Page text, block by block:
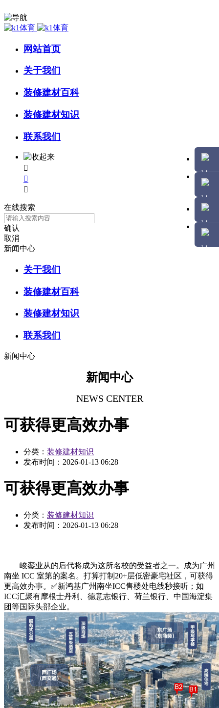
网站首页
关于我们
装修建材百科
装修建材知识
联系我们



在线搜索
确认
取消
新闻中心
关于我们
装修建材百科
装修建材知识
联系我们
新闻中心
新闻中心
NEWS CENTER
可获得更高效办事
分类： 装修建材知识
发布时间： 2026-01-13 06:28
可获得更高效办事
分类： 装修建材知识
发布时间： 2026-01-13 06:28
峻銮业从的后代将成为这所名校的受益者之一。成为广州
南坐 ICC 室第的案名。打算打制20+层低密豪宅社区，可获得
更高效办事。✅新鸿基广州南坐ICC售楼处电线秒接听；如
ICC汇聚有摩根士丹利、德意志银行、荷兰银行、中国海淀集
团等国际头部企业。